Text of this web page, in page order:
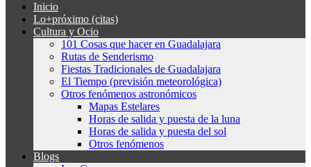
Inicio
Lo+próximo (citas)
Cultura y Ocio
101 Cosas que hacer en Guadalajara
Rutas de Senderismo
Fiestas Tradicionales de Guadalajara
El Tiempo (previsión meteorológica)
Otros fenómenos astronómicos
Mapas Estelares
Horas de salida y puesta de la luna
Horas de salida y puesta del sol
Otros fenómenos
Blogs